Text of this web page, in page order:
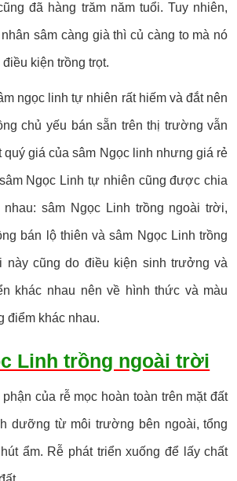
đã hàng trăm năm tuổi. Tuy nhiên,
sâm càng già thì củ càng to mà nó
kiện trồng trọt.
ngọc linh tự nhiên rất hiếm và đắt nên
chủ yếu bán sẵn trên thị trường vẫn
giá của sâm Ngọc linh nhưng giá rẻ
Ngọc Linh tự nhiên cũng được chia
sâm Ngọc Linh trồng ngoài trời,
bán lộ thiên và sâm Ngọc Linh trồng
này cũng do điều kiện sinh trưởng và
khác nhau nên về hình thức và màu
điểm khác nhau.
Linh trồng ngoài trời
của rễ mọc hoàn toàn trên mặt đất
dưỡng từ môi trường bên ngoài, tổng
ẩm. Rễ phát triển xuống để lấy chất